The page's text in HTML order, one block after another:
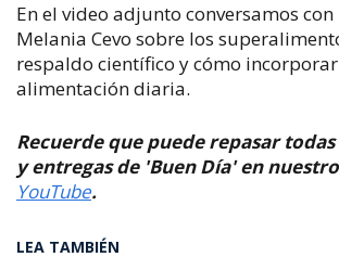
En el video adjunto conversamos
Melania Cevo sobre los
respaldo científico y cómo
alimentación diaria.
Recuerde que puede repasar
y entregas de 'Buen Día' en nuestro
YouTube.
LEA TAMBIÉN